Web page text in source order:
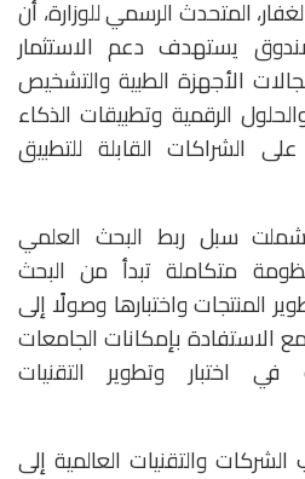
المتحدث الرسمي للوزارة، أن
يستهدف دعم الاستثمار
الأجهزة الطبية والتشخيص
الرقمية وتطبيقات الذكاء
الشراكات القابلة للتطبيق
سبل ربط البحث العلمي
متكاملة تبدأ من البحث
المنتجات واختبارها وصولًا إلى
الاستفادة بإمكانات الجامعات
في اختبار وتطوير التقنيات
والتقنيات العالمية إلى